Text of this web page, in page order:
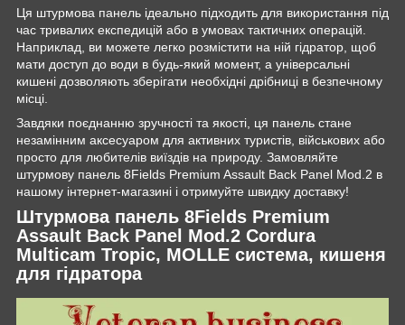
Ця штурмова панель ідеально підходить для використання під
час тривалих експедицій або в умовах тактичних операцій.
Наприклад, ви можете легко розмістити на ній гідратор, щоб
мати доступ до води в будь-який момент, а універсальні
кишені дозволяють зберігати необхідні дрібниці в безпечному
місці.
Завдяки поєднанню зручності та якості, ця панель стане
незамінним аксесуаром для активних туристів, військових або
просто для любителів виїздів на природу. Замовляйте
штурмову панель 8Fields Premium Assault Back Panel Mod.2 в
нашому інтернет-магазині і отримуйте швидку доставку!
Штурмова панель 8Fields Premium
Assault Back Panel Mod.2 Cordura
Multicam Tropic, MOLLE система, кишеня
для гідратора